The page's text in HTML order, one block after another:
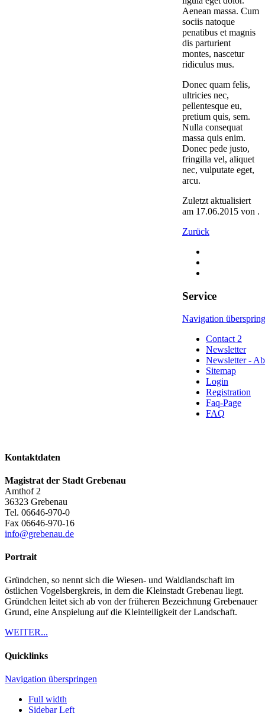
Aenean massa. Cum
sociis natoque
penatibus et magnis
dis parturient
montes, nascetur
ridiculus mus.
Donec quam felis,
ultricies nec,
pellentesque eu,
pretium quis, sem.
Nulla consequat
massa quis enim.
Donec pede justo,
fringilla vel, aliquet
nec, vulputate eget,
arcu.
Zuletzt aktualisiert
am 17.06.2015 von .
Zurück
Service
Navigation
Contact 2
Newsletter
Newsletter -
Sitemap
Login
Registration
Faq-Page
FAQ
Kontaktdaten
Magistrat der Stadt Grebenau
Amthof 2
36323 Grebenau
Tel. 06646-970-0
Fax 06646-970-16
info@grebenau.de
Portrait
Gründchen, so nennt sich die Wiesen- und Waldlandschaft im
östlichen Vogelsbergkreis, in dem die Kleinstadt Grebenau liegt.
Gründchen leitet sich ab von der früheren Bezeichnung Grebenauer
Grund, eine Anspielung auf die Kleinteiligkeit der Landschaft.
WEITER...
Quicklinks
Navigation überspringen
Full width
Sidebar Left